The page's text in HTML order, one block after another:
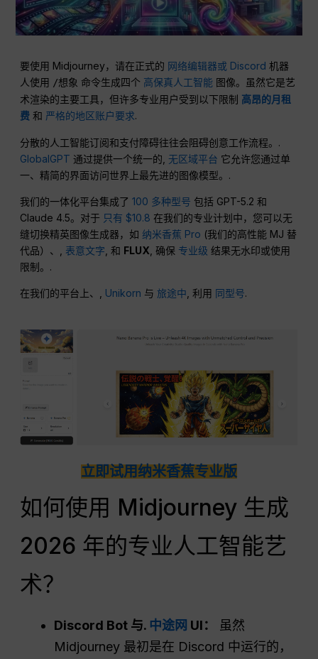
要使用 Midjourney，请在正式的 网络编辑器或 Discord 机器
人使用 /想象 命令生成四个 高保真人工智能 图像。虽然它是艺
术渲染的主要工具，但许多专业用户受到以下限制 高昂的月租
费 和 严格的地区账户要求.
分散的人工智能订阅和支付障碍往往会阻碍创意工作流程。.
GlobalGPT通过提供一个统一的, 无区域平台 它允许您通过单
一、精简的界面访问世界上最先进的图像模型。.
我们的一体化平台集成了100 多种型号 包括 GPT-5.2 和
Claude 4.5。对于 只有 $10.8 在我们的专业计划中，您可以无
缝切换精英图像生成器，如 纳米香蕉 Pro (我们的高性能 MJ 替
代品）、, 表意文字 , 和 FLUX , 确保 专业级结果无水印或使用
限制。.
在我们的平台上、, Unikorn 与 旅途中, 利用 同型号.
立即试用纳米香蕉专业版
如何使用 Midjourney 生成
2026 年的专业人工智能艺
术？
Discord Bot 与. 中途网 UI：
虽然
Midjourney 最初是在 Discord 中运行的，